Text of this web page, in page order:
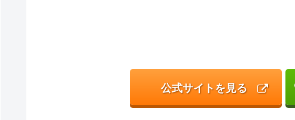
公式サイトを見る